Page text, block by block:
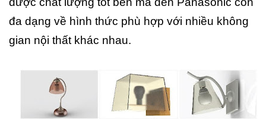
đa dạng về hình thức phù hợp với nhiều không
gian nội thất khác nhau.